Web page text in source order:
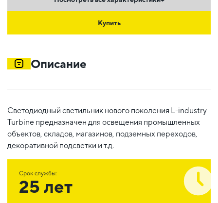
Купить
Описание
Светодиодный светильник нового поколения L-industry
Turbine предназначен для освещения промышленных
объектов, складов, магазинов, подземных переходов,
декоративной подсветки и т.д.
Срок службы:
25 лет